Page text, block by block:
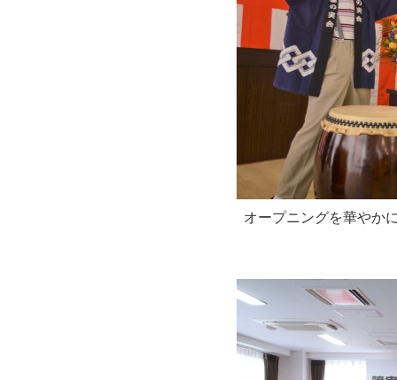
オープニングを華やか